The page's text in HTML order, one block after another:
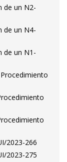
de un N2-
de un N4-
de un N1-
2023-266
2023-275